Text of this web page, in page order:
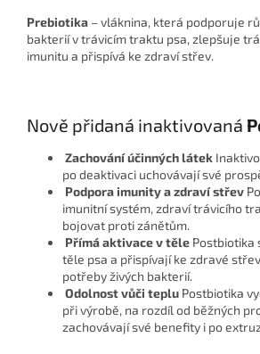
Prebiotika – vláknina, která podporuje
bakterií v trávicím traktu psa, zlepšuje
imunitu a přispívá ke zdraví střev.
Nově přidaná inaktivovaná
Zachování účinných látek
po deaktivaci uchovávají své
Podpora imunity a zdraví střev
imunitní systém, zdraví trávicího
bojovat proti zánětům.
Přímá aktivace v těle Postbiotika
těle psa a přispívají ke zdravé
potřeby živých bakterií.
Odolnost vůči teplu Postbiotika
při výrobě, na rozdíl od běžných
zachovávají své benefity i po